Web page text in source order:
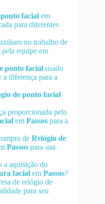
facial em
para diferentes
no trabalho de
pela equipe em
ponto facial usado
a diferença para a
de ponto facial
proporcionada pelo
em Passos para a
de Relógio de
Passos para sua
a aquisição do
facial em Passos?
de relógio de
para seu